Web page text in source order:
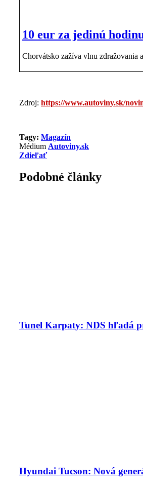
10 eur za jedinú
Chorvátsko zažíva vlnu zdražovania
Zdroj: https://www.autoviny.sk/
Tagy: Magazín
Médium Autoviny.sk
Zdieľať
Podobné články
Tunel Karpaty: NDS hľadá
Hyundai Tucson: Nová